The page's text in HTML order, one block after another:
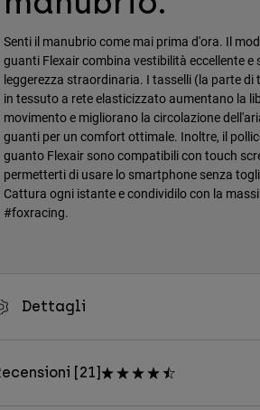
Senti il manubrio come mai prima d'ora. Il
guanti Flexair combina vestibilità eccellente e
leggerezza straordinaria. I tasselli (la parte di
in tessuto a rete elasticizzato aumentano la
movimento e migliorano la circolazione
guanti per un comfort ottimale. Inoltre, il
guanto Flexair sono compatibili con touch
permetterti di usare lo smartphone senza
Cattura ogni istante e condividilo con la
#foxracing.
Dettagli
[21]